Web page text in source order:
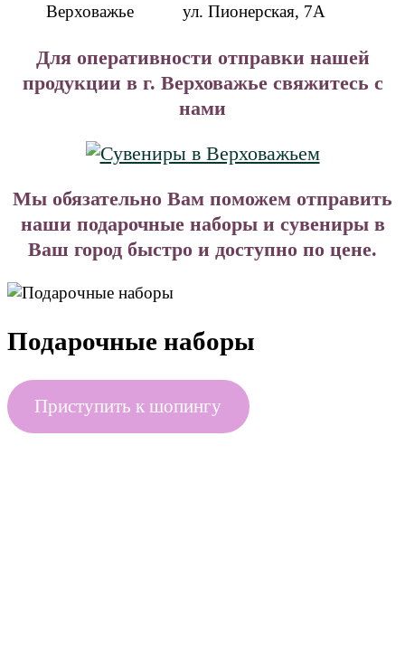
Верховажье
ул. Пионерская, 7А
Для оперативности отправки нашей
продукции в г. Верховажье свяжитесь с
нами
Мы обязательно Вам поможем отправить
наши подарочные наборы и сувениры в
Ваш город быстро и доступно по цене.
Подарочные наборы
Приступить к шопингу